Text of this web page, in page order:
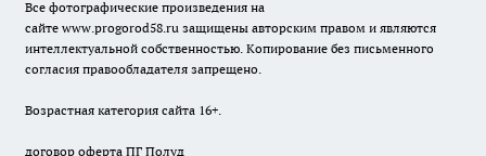
Все фотографические произведения на
сайте www.progorod58.ru защищены авторским правом и являются
интеллектуальной собственностью. Копирование без письменного
согласия правообладателя запрещено.
Возрастная категория сайта 16+.
договор оферта ПГ Полуд